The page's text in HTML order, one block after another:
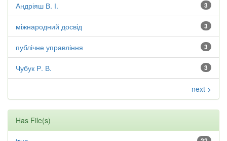
3
Андріяш В. І.
3
міжнародний досвід
3
публічне управління
3
Чубук Р. В.
next >
Has File(s)